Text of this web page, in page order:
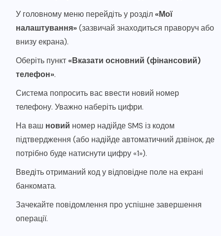
У головному меню перейдіть у розділ«Мої
налаштування»(зазвичай знаходиться праворуч або
внизу екрана).
Оберіть пункт«Вказати основний (фінансовий)
телефон».
Система попросить вас ввести новий номер
телефону. Уважно наберіть цифри.
На ваш новий номер надійде SMS із кодом
підтвердження (або надійде автоматичний дзвінок, де
потрібно буде натиснути цифру «1»).
Введіть отриманий код у відповідне поле на екрані
банкомата.
Зачекайте повідомлення про успішне завершення
операції.